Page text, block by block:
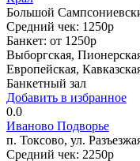
Большой
Средний чек: 1250р
Банкет: от 1250р
Выборгская,
Европейская,
Банкетный зал
Добавить в избранное
0.0
Иваново Подворье
п. Токсово, ул.
Средний чек: 2250р